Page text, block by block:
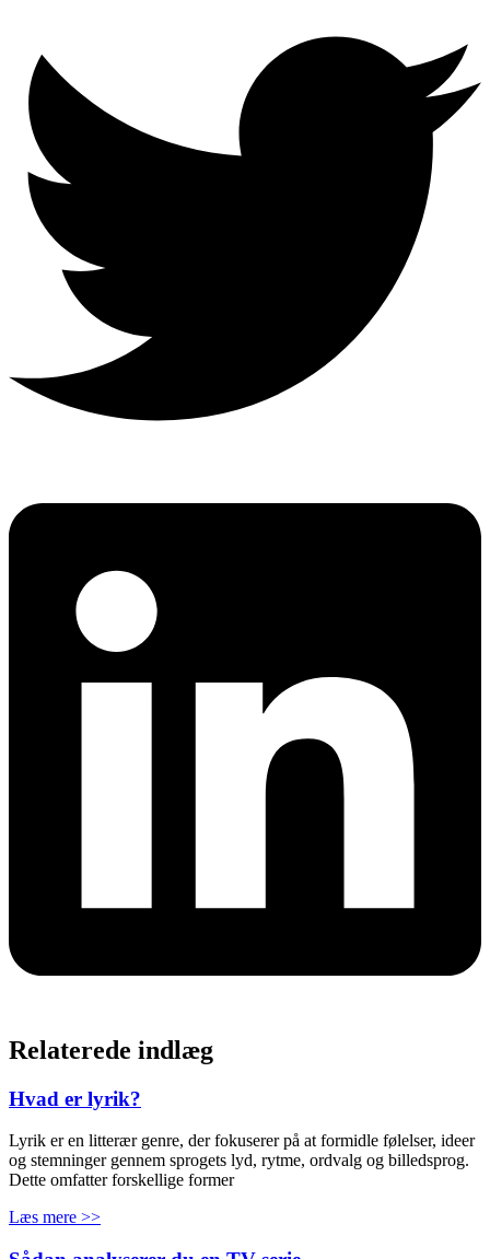
Relaterede indlæg
Hvad er lyrik?
Lyrik er en litterær genre, der fokuserer på at formidle følelser, ideer
og stemninger gennem sprogets lyd, rytme, ordvalg og billedsprog.
Dette omfatter forskellige former
Læs mere >>